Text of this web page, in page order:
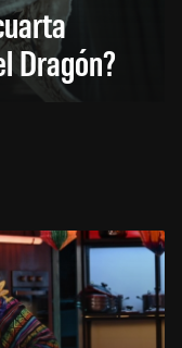
Dragón?